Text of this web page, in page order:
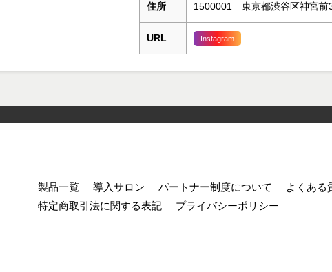
住所 1500001 東京都渋谷区神宮
URL Instagram
製品一覧 導入サロン パートナー制度について よくある
特定商取引法に関する表記
プライバシーポリシー